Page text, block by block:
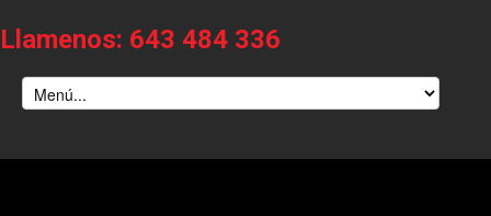
Llamenos: 643 484 336